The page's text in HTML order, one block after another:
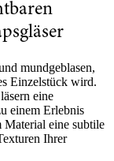
mundgeblasen,
Einzelstück wird.
eine
einem Erlebnis
Material eine subtile
Ihrer